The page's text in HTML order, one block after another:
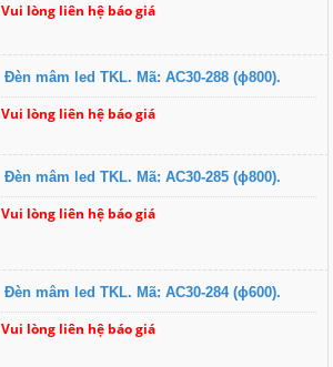
Vui lòng liên hệ báo giá
Đèn mâm led TKL. Mã: AC30-288 (ɸ800).
Vui lòng liên hệ báo giá
Đèn mâm led TKL. Mã: AC30-285 (ɸ800).
Vui lòng liên hệ báo giá
Đèn mâm led TKL. Mã: AC30-284 (ɸ600).
Vui lòng liên hệ báo giá